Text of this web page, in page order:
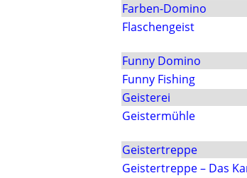
Farben-Domino
Flaschengeist
Funny Domino
Funny Fishing
Geisterei
Geistermühle
Geistertreppe
Geistertreppe – Das